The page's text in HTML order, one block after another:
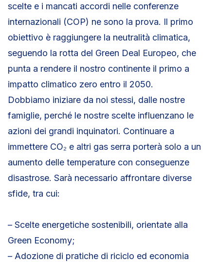
scelte e i mancati accordi nelle conferenze
internazionali (COP) ne sono la prova. Il primo
obiettivo è raggiungere la neutralità climatica,
seguendo la rotta del Green Deal Europeo, che
punta a rendere il nostro continente il primo a
impatto climatico zero entro il 2050.
Dobbiamo iniziare da noi stessi, dalle nostre
famiglie, perché le nostre scelte influenzano le
azioni dei grandi inquinatori. Continuare a
immettere CO₂ e altri gas serra porterà solo a un
aumento delle temperature con conseguenze
disastrose. Sarà necessario affrontare diverse
sfide, tra cui:
– Scelte energetiche sostenibili, orientate alla
Green Economy;
– Adozione di pratiche di riciclo ed economia